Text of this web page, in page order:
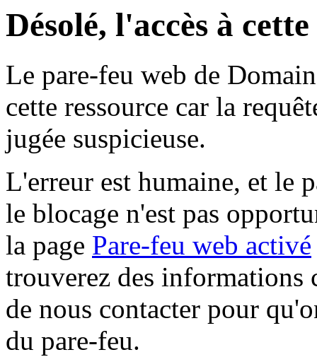
Désolé, l'accès à
Le pare-feu web de
cette ressource car la
jugée suspicieuse.
L'erreur est humaine, et le
le blocage n'est pas
la page Pare-feu web activé
trouverez des informations
de nous contacter pour
du pare-feu.